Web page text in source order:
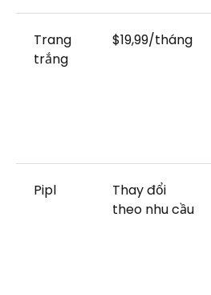
Trang
trắng
$19,99/tháng
Pipl
Thay đổi
theo nhu cầu